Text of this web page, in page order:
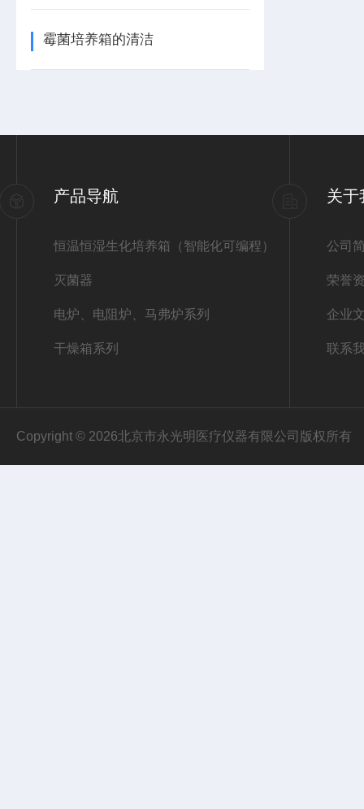
霉菌培养箱的清洁
产品导航
恒温恒湿生化培养箱（智能化可编程）
灭菌器
电炉、电阻炉、马弗炉系列
干燥箱系列
关于
公司
荣誉
企业
联系
Copyright © 2026北京市永光明医疗仪器有限公司版权所有